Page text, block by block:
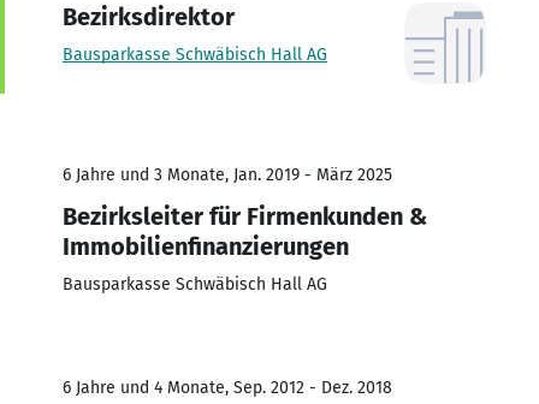
Bezirksdirektor
Bausparkasse Schwäbisch Hall AG
6 Jahre und 3 Monate, Jan. 2019 - März 2025
Bezirksleiter für Firmenkunden &
Immobilienfinanzierungen
Bausparkasse Schwäbisch Hall AG
6 Jahre und 4 Monate, Sep. 2012 - Dez. 2018